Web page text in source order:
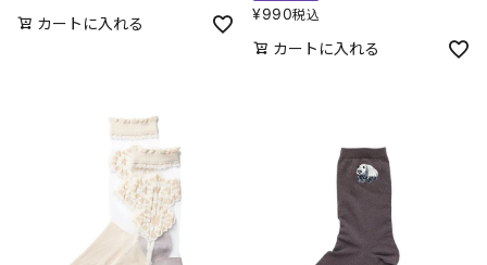
カートに入れる
¥990税込
カートに入れる